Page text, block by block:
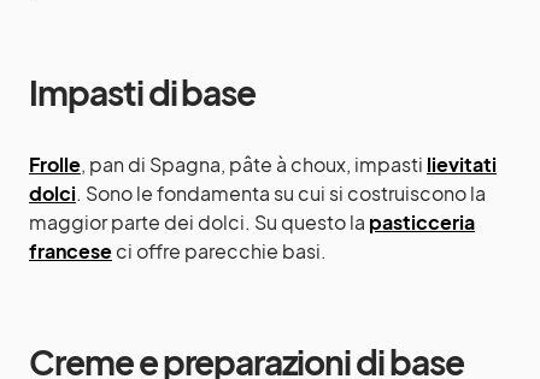
Impasti di base
Frolle, pan di Spagna, pâte à choux, impasti lievitati
dolci. Sono le fondamenta su cui si costruiscono la
maggior parte dei dolci. Su questo la pasticceria
franceseci offre parecchie basi.
Creme e preparazioni di base